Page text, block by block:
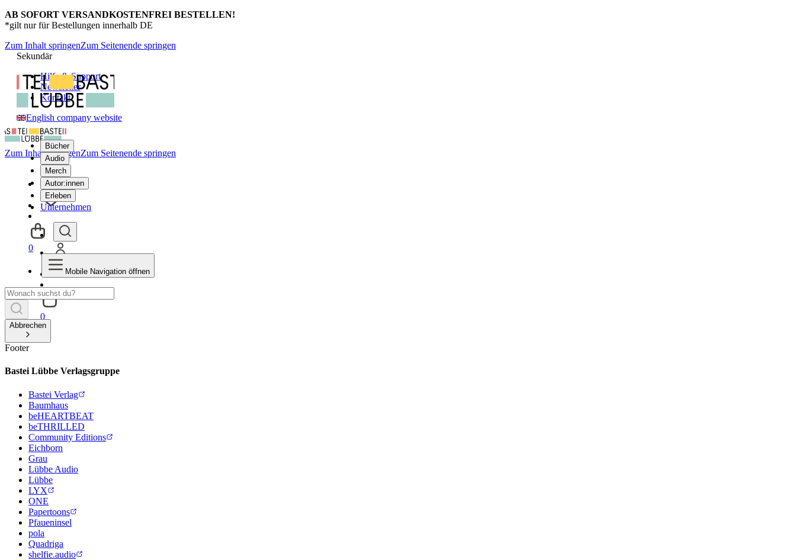
AB SOFORT VERSANDKOSTENFREI BESTELLEN!
*gilt nur für Bestellungen innerhalb DE
Zum Inhalt springenZum Seitenende springen
Sekundär
Hilfe & Support
Newsletter
Kontakt
English company website
Bücher
Audio
Merch
Autor:innen
Erleben
Unternehmen
0
Zum Inhalt springenZum Seitenende springen
0
Mobile Navigation öffnen
Abbrechen
Footer
Bastei Lübbe Verlagsgruppe
Bastei Verlag
Baumhaus
beHEARTBEAT
beTHRILLED
Community Editions
Eichborn
Grau
Lübbe Audio
Lübbe
LYX
ONE
Papertoons
Pfaueninsel
pola
Quadriga
shelfie.audio